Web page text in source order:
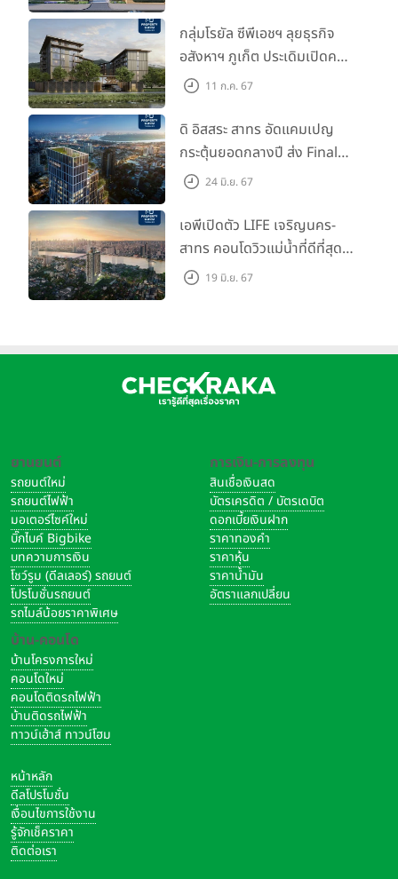
กลุ่มโรยัล ซีพีเอชฯ ลุยธุรกิจ
อสังหาฯ ภูเก็ต ประเดิมเปิดคอน
โดฯ "เลค อเวนิว ภูเก็ต" พรีเซล
11 ก.ค. 67
ดิ อิสสระ สาทร อัดแคมเปญ
กระตุ้นยอดกลางปี ส่ง Final
Call ห้องหลุดดาวน์ หั่นราคา
24 มิ.ย. 67
เอพีเปิดตัว LIFE เจริญนคร-
สาทร คอนโดวิวแม่น้ำที่ดีที่สุด
กับชีวิตที่เหนือกว่าในทุกมิติ
19 มิ.ย. 67
ยานยนต์
รถยนต์ใหม่
รถยนต์ไฟฟ้า
มอเตอร์ไซค์ใหม่
บิ๊กไบค์ Bigbike
บทความการเงิน
โชว์รูม (ดีลเลอร์) รถยนต์
โปรโมชั่นรถยนต์
รถไมล์น้อยราคาพิเศษ
บ้าน-คอนโด
บ้านโครงการใหม่
คอนโดใหม่
คอนโดติดรถไฟฟ้า
บ้านติดรถไฟฟ้า
ทาวน์เฮ้าส์ ทาวน์โฮม
การเงิน-การลงทุน
สินเชื่อเงินสด
บัตรเครดิต / บัตรเดบิต
ดอกเบี้ยเงินฝาก
ราคาทองคำ
ราคาหุ้น
ราคาน้ำมัน
อัตราแลกเปลี่ยน
หน้าหลัก
ดีลโปรโมชั่น
เงื่อนไขการใช้งาน
รู้จักเช็คราคา
ติดต่อเรา